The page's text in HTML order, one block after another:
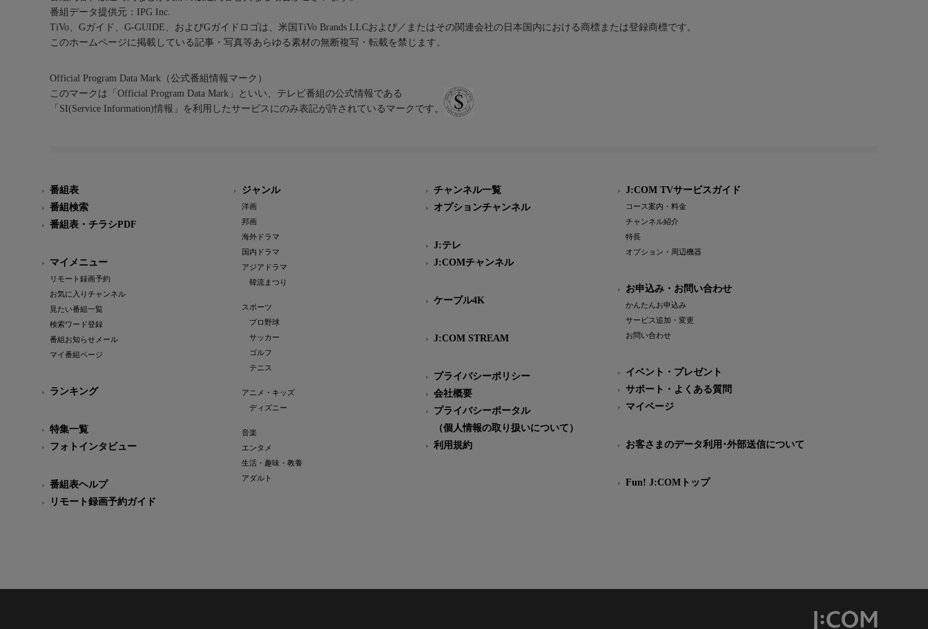
番組データ提供元：IPG Inc.
TiVo、Gガイド、G-GUIDE、およびGガイドロゴは、米国TiVo Brands LLCおよび／またはその関連会社の日本国内における商標または登録商標です。
このホームページに掲載している記事・写真等あらゆる素材の無断複写・転載を禁じます。
Official Program Data Mark（公式番組情報マーク）
このマークは「Official Program Data Mark」といい、テレビ番組の公式情報である
「SI(Service Information)情報」を利用したサービスにのみ表記が許されているマークです。
番組表
番組検索
番組表・チラシPDF
マイメニュー
リモート録画予約
お気に入りチャンネル
見たい番組一覧
検索ワード登録
番組お知らせメール
マイ番組ページ
ランキング
特集一覧
フォトインタビュー
番組表ヘルプ
リモート録画予約ガイド
ジャンル
洋画
邦画
海外ドラマ
国内ドラマ
アジアドラマ
韓流まつり
スポーツ
プロ野球
サッカー
ゴルフ
テニス
アニメ・キッズ
ディズニー
音楽
エンタメ
生活・趣味・教養
アダルト
チャンネル一覧
オプションチャンネル
J:テレ
J:COMチャンネル
ケーブル4K
J:COM STREAM
プライバシーポリシー
会社概要
プライバシーポータル
（個人情報の取り扱いについて）
利用規約
J:COM TVサービスガイド
コース案内・料金
チャンネル紹介
特長
オプション・周辺機器
お申込み・お問い合わせ
かんたんお申込み
サービス追加・変更
お問い合わせ
イベント・プレゼント
サポート・よくある質問
マイページ
お客さまのデータ利用･外部送信について
Fun! J:COMトップ